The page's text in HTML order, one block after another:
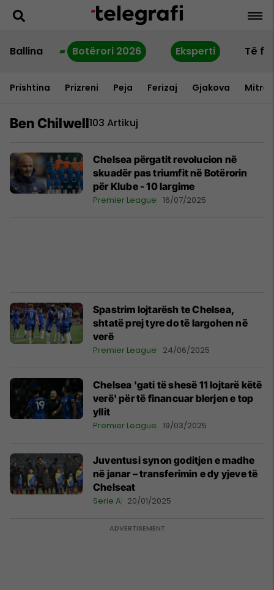
Ballina Botërori 2026 Eksperti Të
Prishtina Prizreni Peja Ferizaj Gjakova
Ben Chilwell103 Artikuj
Chelsea përgatit revolucion në
skuadër pas triumfit në Botërorin
për Klube - 10 largime
Premier League 16/07/2025
Spastrim lojtarësh te Chelsea,
shtatë prej tyre do të largohen në
verë
Premier League 24/06/2025
Chelsea 'gati të shesë 11 lojtarë këtë
verë' për të financuar blerjen e top
yllit
Premier League 19/03/2025
Juventusi synon goditjen e madhe
në janar – transferimin e dy yjeve të
Chelseat
Serie A 20/01/2025